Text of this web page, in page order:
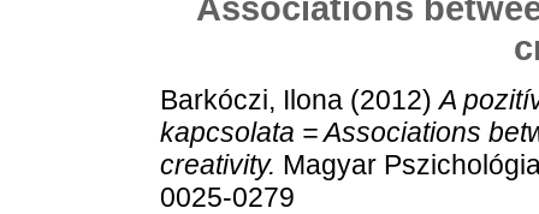
Associations
Barkóczi, Ilona (2012)A
kapcsolata = Associations
creativity. Magyar
0025-0279